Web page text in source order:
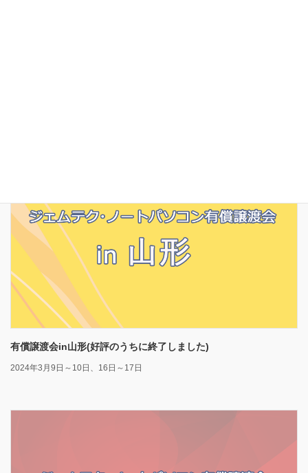
有償譲渡会in山形(好評のうちに終了しました)
2024年3月9日～10日、16日～17日